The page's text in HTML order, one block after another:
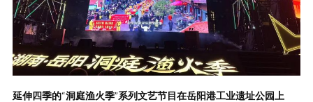
延伸四季的“洞庭渔火季”系列文艺节目在岳阳港工业遗址公园上